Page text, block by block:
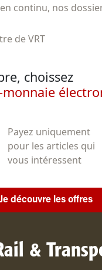
continu, nos
de VRT
choissez
Payez uniquement
pour les articles qui
vous intéressent
Je découvre les offres
&